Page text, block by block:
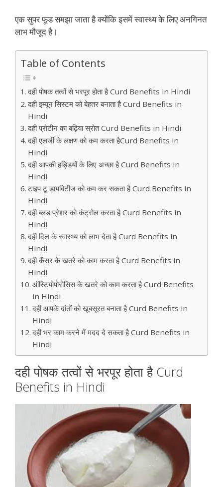
एक सुपर फूड समझा जाता है क्योंकि इसमें स्वास्थ्य के लिए अनगिनत
लाभ मौजूद है।
Table of Contents
दही पोषक तत्वों से भरपूर होता है Curd Benefits in Hindi
दही इम्यून सिस्टम को बेहतर बनाता है Curd Benefits in
Hindi
दही प्रोटीन का बढ़िया स्रोत Curd Benefits in Hindi
दही एलर्जी के लक्षण को कम करता हैCurd Benefits in
Hindi
दही आपकी हड्डियों के लिए अच्छा है Curd Benefits in
Hindi
टाइप टू डायबिटीज को कम कर सकता है Curd Benefits in
Hindi
दही ब्लड प्रेशर को कंट्रोल करता है Curd Benefits in
Hindi
दही दिल के स्वास्थ्य को लाभ देता है Curd Benefits in
Hindi
दही कैंसर के खतरे को काम करता है Curd Benefits in
Hindi
ऑस्टियोपोरोसिस के खतरे को काम करता है Curd Benefits
in Hindi
दही आपके दांतों को खूबसूरत बनाता है Curd Benefits in
Hindi
दही भर काम करने में मदद दे सकता है Curd Benefits in
Hindi
दही पोषक तत्वों से भरपूर होता है Curd
Benefits in Hindi